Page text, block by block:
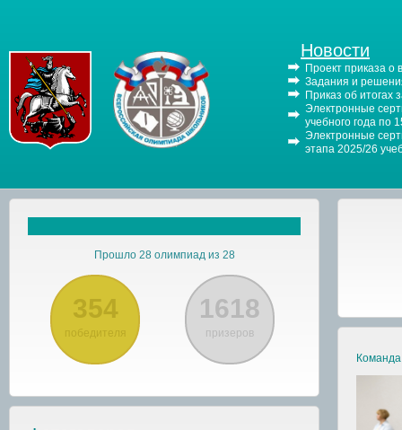
Новости
Проект приказа о
Задания и
Приказ об итогах
Электронные
учебного года по
Электронные
этапа 2025/26
Прошло 28 олимпиад из 28
354
победителя
1618
призеров